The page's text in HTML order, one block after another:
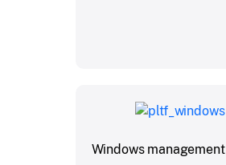
Windows management